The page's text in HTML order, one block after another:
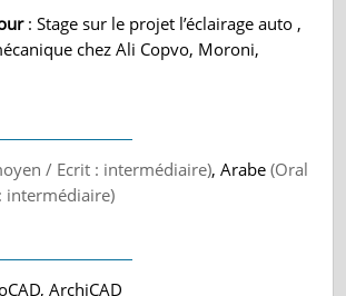
: Stage sur le projet l’éclairage auto ,
chez Ali Copvo, Moroni,
/ Ecrit : intermédiaire), Arabe(Oral
intermédiaire)
ArchiCAD